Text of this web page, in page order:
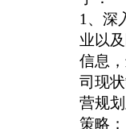
1、深
业以
信息
司现
营规
策略；